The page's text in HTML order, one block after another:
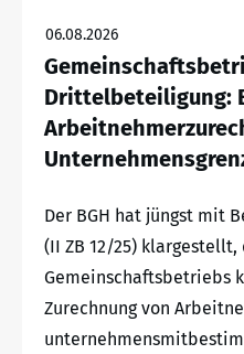
06.08.2026
Drittelbeteiligung:
Der BGH hat jüngst mit
(II ZB 12/25)
Gemeinschaftsbetriebs
Zurechnung von